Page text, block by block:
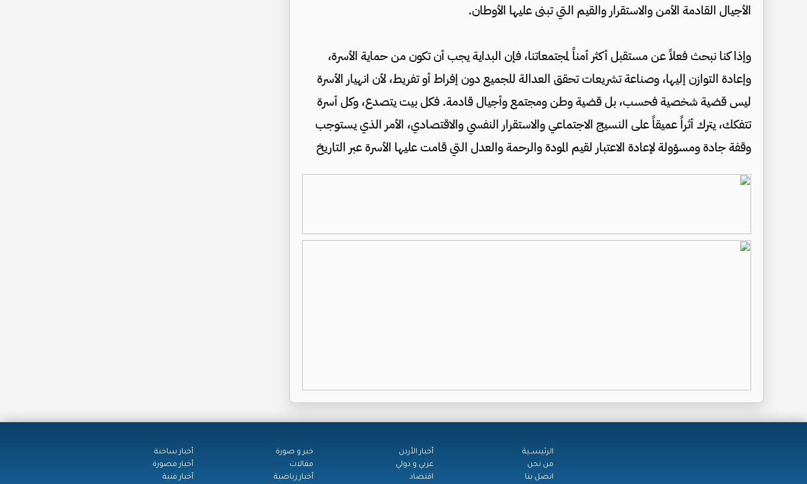
الأجيال القادمة الأمن والاستقرار والقيم التي تبنى عليها الأوطان.
وإذا كنا نبحث فعلاً عن مستقبل أكثر أمناً لمجتمعاتنا، فإن البداية يجب أن تكون من حماية الأسرة،
وإعادة التوازن إليها، وصناعة تشريعات تحقق العدالة للجميع دون إفراط أو تفريط، لأن انهيار الأسرة
ليس قضية شخصية فحسب، بل قضية وطن ومجتمع وأجيال قادمة. فكل بيت يتصدع، وكل أسرة
تتفكك، يترك أثراً عميقاً على النسيج الاجتماعي والاستقرار النفسي والاقتصادي، الأمر الذي يستوجب
وقفة جادة ومسؤولة لإعادة الاعتبار لقيم المودة والرحمة والعدل التي قامت عليها الأسرة عبر التاريخ
الرئيســية
من نحن
اتصل بنا
أخبار الأردن
عربي و دولي
اقتصاد
خبر و صورة
مقالات
أخبار رياضية
أخبار ساخنة
أخبار مصورة
أخبار فنية